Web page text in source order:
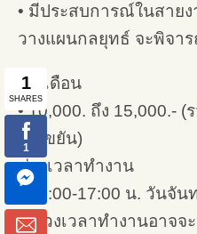
• มีประสบการณ์ในสาย
วางแผนกลยุทธ์ จะพิจา
เงินเดือน
• 10,000. ถึง 15,000.-
เบี้ยขยัน)
ช่วงเวลาทำงาน
• 08:00-17:00 น. วันจัน
– ช่วงเวลาทำงานอาจจ